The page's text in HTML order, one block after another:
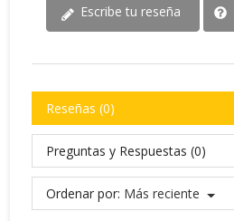
Escribe tu reseña
Reseñas (0)
Preguntas y Respuestas (0)
Ordenar por: Más reciente